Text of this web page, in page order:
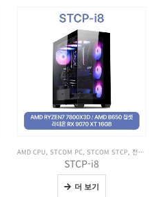
AMD CPU, STCOM PC, STCOM STCP, 전체 제품보기
STCP-i8
더 보기